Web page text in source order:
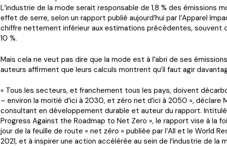
L’industrie de la mode serait responsable de 1,8 % des émissions
effet de serre, selon un rapport publié aujourd’hui par l’Apparel
chiffre nettement inférieur aux estimations précédentes, souvent
10 %.
Mais cela ne veut pas dire que la mode est à l’abri de ses
auteurs affirment que leurs calculs montrent qu’il faut agir
« Tous les secteurs, et franchement tous les pays, doivent
– environ la moitié d’ici à 2030, et zéro net d’ici à 2050 », déclare
consultant en développement durable et auteur du rapport.
Progress Against the Roadmap to Net Zero », le rapport vise à la
jour de la feuille de route « net zéro » publiée par l’AII et le World
2021, et à inspirer une action accélérée au sein de l’industrie de la